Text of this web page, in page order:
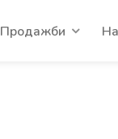
Продажби